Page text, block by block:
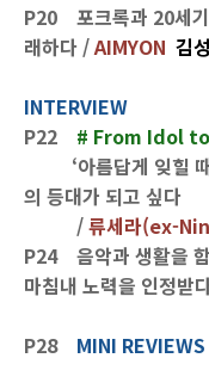
P20 포크록과 20세기
래하다 /AIMYON 김
INTERVIEW
P22
# From Idol
‘아름답게 잊힐 때
의 등대가 되고 싶다
/류세라(ex-
P24 음악과 생활을
마침내 노력을 인정받
P28 MINI REVIEWS